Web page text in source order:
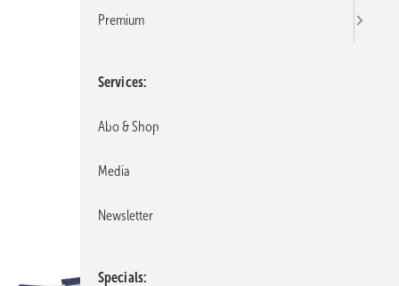
Premium
Services
Abo & Shop
Media
Newsletter
Specials